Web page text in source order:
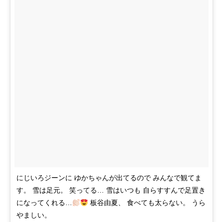
にじいろジーンに ゆかちゃんが出てるので みんなで観てま
す。 雪は足元。 笑ってる… 雪はいつも 自らすすんで足置き
になってくれる…
板谷由夏、 食べても太らない。 うら
やましい。